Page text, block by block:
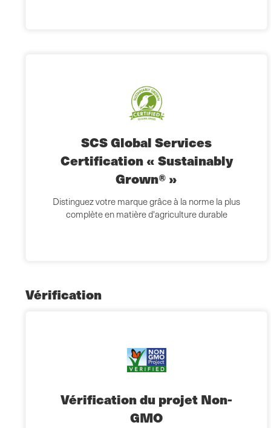
SCS Global Services
Certification « Sustainably
Grown® »
Distinguez votre marque grâce à la norme la plus
complète en matière d'agriculture durable
Vérification
Vérification du projet Non-
GMO